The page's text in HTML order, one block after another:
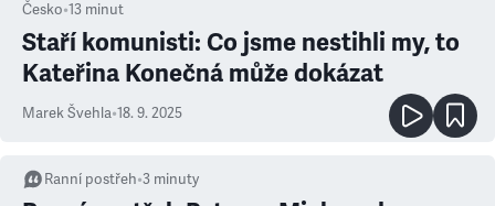
Česko•13 minut
Staří komunisti: Co jsme nestihli my, to
Kateřina Konečná může dokázat
Marek Švehla•18. 9. 2025
Ranní postřeh•3 minuty